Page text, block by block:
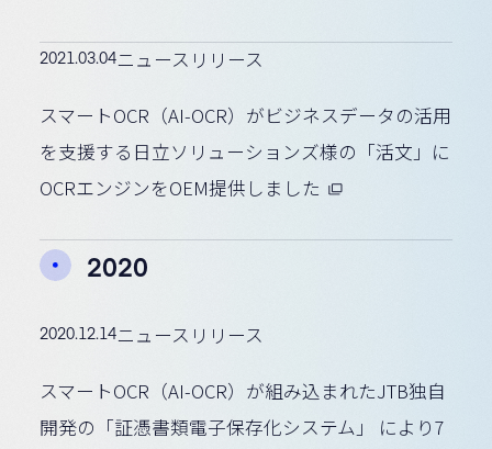
2021.03.04ニュースリリース
スマートOCR（AI-OCR）がビジネスデータの活用
を支援する日立ソリューションズ様の「活文」に
OCRエンジンをOEM提供しました
2020
2020.12.14ニュースリリース
スマートOCR（AI-OCR）が組み込まれたJTB独自
開発の「証憑書類電子保存化システム」 により7